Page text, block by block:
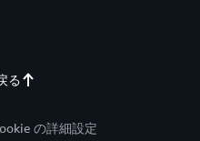
る
の詳細設定